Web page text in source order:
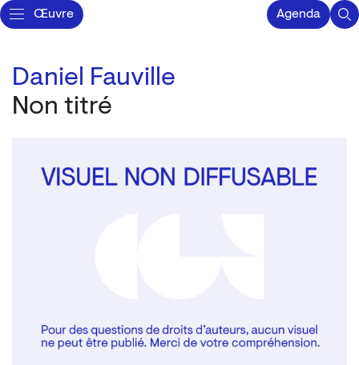
Œuvre Agenda
Daniel Fauville
Non titré